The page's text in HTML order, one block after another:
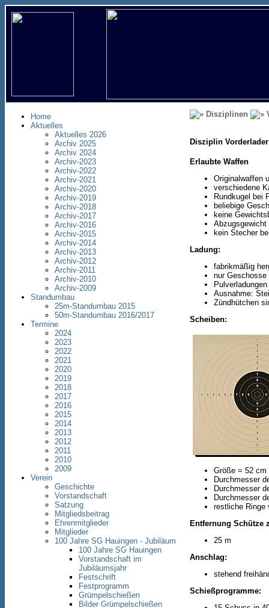
Home
Aktuelles
Aktuelles 2026
Archiv 2025
Archiv 2024
Archiv-2023
Archiv-2022
Archiv-2021
Archiv-2020
Archiv-2019
Archiv-2018
Archiv-2017
Archiv-2016
Archiv-2015
Archiv-2014
Archiv-2013
Archiv-2012
Archiv-2011
Archiv-2010
Archiv-2009
Standumbau
25m-Standumbau 2015
50m-Standumbau 2016/2017
Termine
2024
2023
2022
2021
2020
2019
2018
2017
2016
2015
2014
2013
2012
2011
2010
2009
Verein
Geschichte
Vorstandschaft
Satzung
Mitgliedsbeitrag
Ehrenmitglieder
Mitglieder
100 Jahre SG Hauingen - Jubiläum
100 Jahre SG Hauingen
Vorstandschaft im
Jubiläumsjahr
Festschrift
Festprogramm
Grümpelschießen
Bilder Grümpelschießen
Disziplinen
Disziplin
Erlaubte Waffen
Originalwaffen
verschiedene
Rundkugel bei
beliebige
keine
kein Stecher
Ladung:
fabrikmäßig
nur
Ausnahme:
Zündhütchen
Scheiben:
Größe = 52 cm
Durchmesser
Durchmesser
Durchmesser
restliche Ringe
Entfernung Schütze
25 m
Anschlag:
stehend
Schießprogramme: